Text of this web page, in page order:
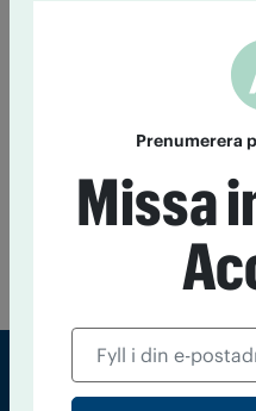
föreningen några
lokaler till logen. I dag
företag och ett stödboende.
som ser till hela människan.
Årets medlem i IOGT-
nominerade
22 juni 2017 Just nu laddar
omröstningen av Årets
kategorier: eldsjäl,
Prenumerera
Missa